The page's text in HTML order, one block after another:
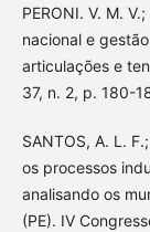
PERONI. V. M.
nacional e
articulações e
37, n. 2, p. 180-
SANTOS, A. L.
os processos
analisando os
(PE). IV